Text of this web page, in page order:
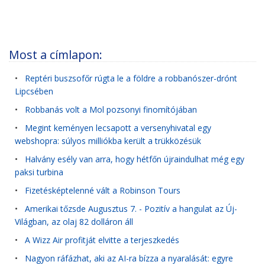
Most a címlapon:
• Reptéri buszsofőr rúgta le a földre a robbanószer-drónt
Lipcsében
• Robbanás volt a Mol pozsonyi finomítójában
• Megint keményen lecsapott a versenyhivatal egy
webshopra: súlyos milliókba került a trükközésük
• Halvány esély van arra, hogy hétfőn újraindulhat még egy
paksi turbina
• Fizetésképtelenné vált a Robinson Tours
• Amerikai tőzsde Augusztus 7. - Pozitív a hangulat az Új-
Világban, az olaj 82 dolláron áll
• A Wizz Air profitját elvitte a terjeszkedés
• Nagyon ráfázhat, aki az AI-ra bízza a nyaralását: egyre